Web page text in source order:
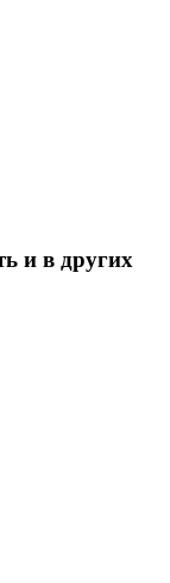
и в других